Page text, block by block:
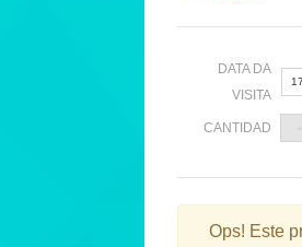
DATA DA
VISITA
CANTIDAD
Ops! Este